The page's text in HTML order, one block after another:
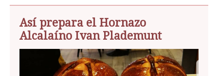
Así prepara el Hornazo
Alcalaíno Ivan Plademunt